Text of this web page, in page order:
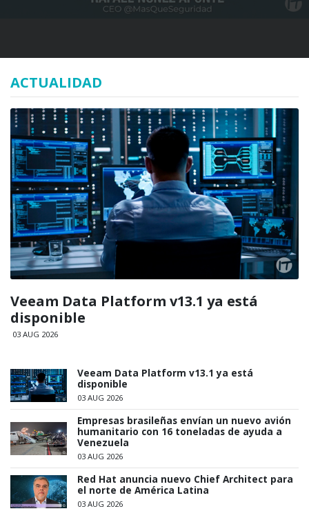
ACTUALIDAD
Veeam Data Platform v13.1 ya está
disponible
03 AUG 2026
Veeam Data Platform v13.1 ya está
disponible
03 AUG 2026
Empresas brasileñas envían un nuevo avión
humanitario con 16 toneladas de ayuda a
Venezuela
03 AUG 2026
Red Hat anuncia nuevo Chief Architect para
el norte de América Latina
03 AUG 2026